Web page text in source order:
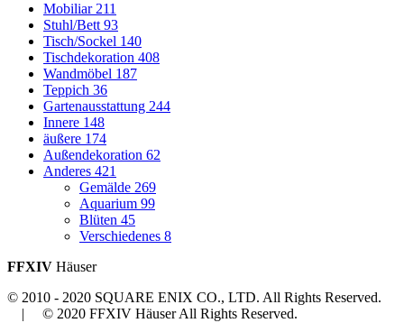
Mobiliar 211
Stuhl/Bett 93
Tisch/Sockel 140
Tischdekoration 408
Wandmöbel 187
Teppich 36
Gartenausstattung 244
Innere 148
äußere 174
Außendekoration 62
Anderes 421
Gemälde 269
Aquarium 99
Blüten 45
Verschiedenes 8
FFXIV Häuser
© 2010 - 2020 SQUARE ENIX CO., LTD. All Rights Reserved.
| © 2020 FFXIV Häuser All Rights Reserved.